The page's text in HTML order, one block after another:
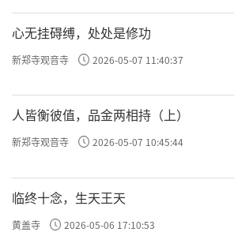
许方勇解读《了凡四训》（四）
许方勇解读《了凡四训》（五）
许方勇解读《了凡四训》（六）
许方勇解读《了凡四训》（七）
心无挂碍缚，处处是修功
新郑寺观音寺 2026-05-07 11:40:37
人皆衡彼值，品金两相持（上）
新郑寺观音寺 2026-05-07 10:45:44
临终十念，生天王天
黄盖寺 2026-05-06 17:10:53